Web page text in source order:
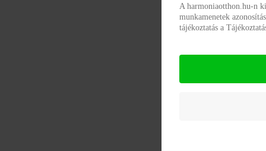
2.11
A harmoniaotthon.hu-n
munkamenetek
tájékoztatás a